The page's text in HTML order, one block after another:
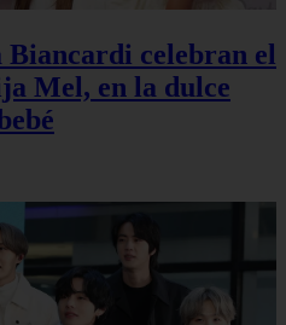
celebran el
Mel, en la dulce